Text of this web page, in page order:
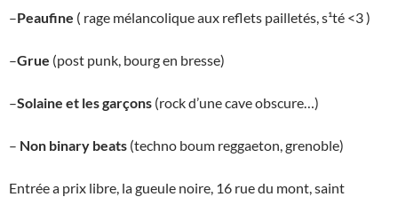
–Peaufine ( rage mélancolique aux reflets pailletés, s¹té <3 )
–Grue (post punk, bourg en bresse)
–Solaine et les garçons (rock d’une cave obscure…)
– Non binary beats (techno boum reggaeton, grenoble)
Entrée a prix libre, la gueule noire, 16 rue du mont, saint